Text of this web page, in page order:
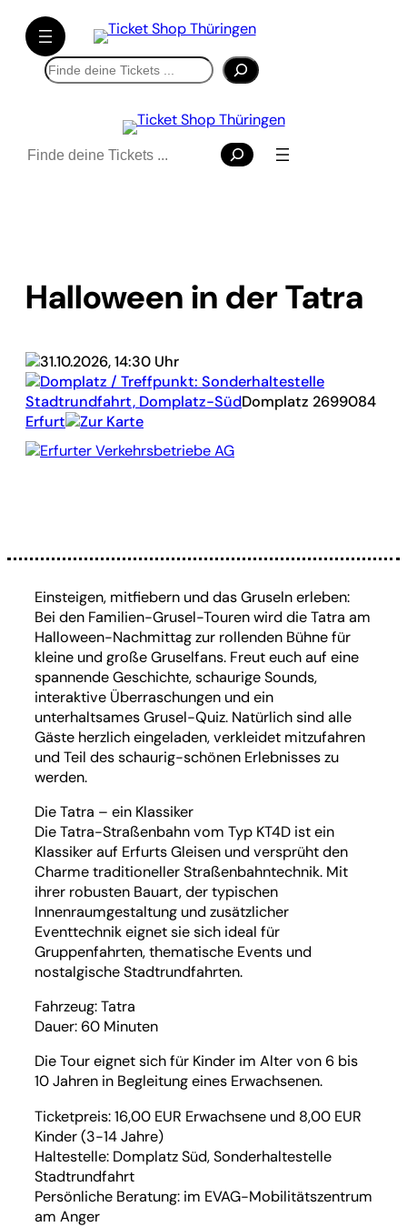
Suchen
Suchen
Halloween in der Tatra
31.10.2026, 14:30 Uhr
Domplatz / Treffpunkt: Sonderhaltestelle
Stadtrundfahrt, Domplatz-SüdDomplatz 2699084
Erfurt
Zur Karte
Erfurter Verkehrsbetriebe AG
Einsteigen, mitfiebern und das Gruseln erleben:
Bei den Familien-Grusel-Touren wird die Tatra am
Halloween-Nachmittag zur rollenden Bühne für
kleine und große Gruselfans. Freut euch auf eine
spannende Geschichte, schaurige Sounds,
interaktive Überraschungen und ein
unterhaltsames Grusel-Quiz. Natürlich sind alle
Gäste herzlich eingeladen, verkleidet mitzufahren
und Teil des schaurig-schönen Erlebnisses zu
werden.
Die Tatra – ein Klassiker
Die Tatra-Straßenbahn vom Typ KT4D ist ein
Klassiker auf Erfurts Gleisen und versprüht den
Charme traditioneller Straßenbahntechnik. Mit
ihrer robusten Bauart, der typischen
Innenraumgestaltung und zusätzlicher
Eventtechnik eignet sie sich ideal für
Gruppenfahrten, thematische Events und
nostalgische Stadtrundfahrten.
Fahrzeug: Tatra
Dauer: 60 Minuten
Die Tour eignet sich für Kinder im Alter von 6 bis
10 Jahren in Begleitung eines Erwachsenen.
Ticketpreis: 16,00 EUR Erwachsene und 8,00 EUR
Kinder (3-14 Jahre)
Haltestelle: Domplatz Süd, Sonderhaltestelle
Stadtrundfahrt
Persönliche Beratung: im EVAG-Mobilitätszentrum
am Anger